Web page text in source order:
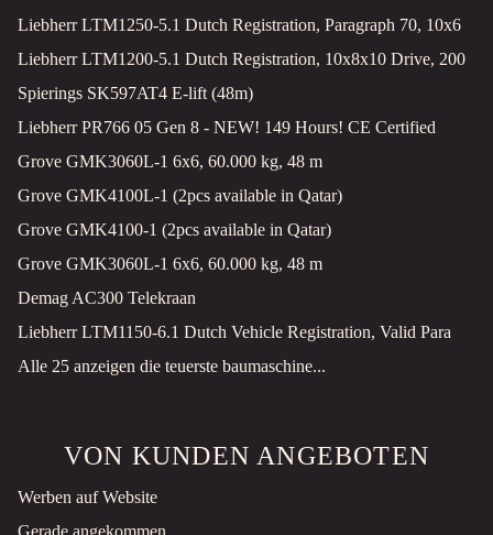
Liebherr LTM1250-5.1 Dutch Registration, Paragraph 70, 10x6
Liebherr LTM1200-5.1 Dutch Registration, 10x8x10 Drive, 200
Spierings SK597AT4 E-lift (48m)
Liebherr PR766 05 Gen 8 - NEW! 149 Hours! CE Certified
Grove GMK3060L-1 6x6, 60.000 kg, 48 m
Grove GMK4100L-1 (2pcs available in Qatar)
Grove GMK4100-1 (2pcs available in Qatar)
Grove GMK3060L-1 6x6, 60.000 kg, 48 m
Demag AC300 Telekraan
Liebherr LTM1150-6.1 Dutch Vehicle Registration, Valid Para
Alle 25 anzeigen die teuerste baumaschine...
VON KUNDEN ANGEBOTEN
Werben auf Website
Gerade angekommen